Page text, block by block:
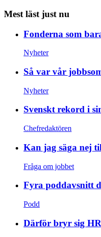
Mest läst just nu
Fonderna som
Nyheter
Så var vår
Nyheter
Svenskt rekord i
Chefredaktören
Kan jag säga nej
Fråga om jobbet
Fyra poddavsnitt
Podd
Därför bryr sig